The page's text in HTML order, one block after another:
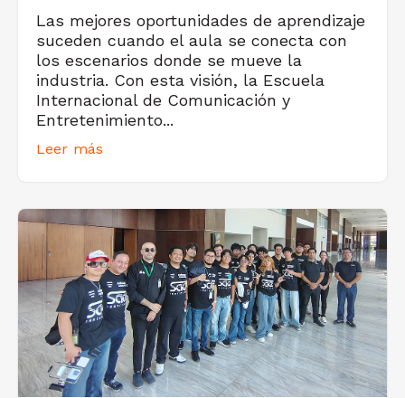
Las mejores oportunidades de aprendizaje
suceden cuando el aula se conecta con
los escenarios donde se mueve la
industria. Con esta visión, la Escuela
Internacional de Comunicación y
Entretenimiento...
Leer más